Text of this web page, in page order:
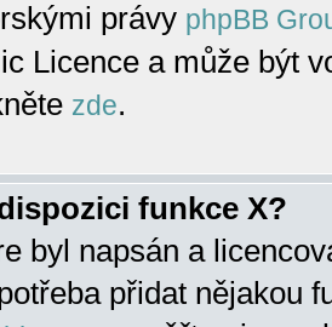
právy phpBB
Licence a může být
zde.
funkce X?
byl napsán a
přidat nějakou